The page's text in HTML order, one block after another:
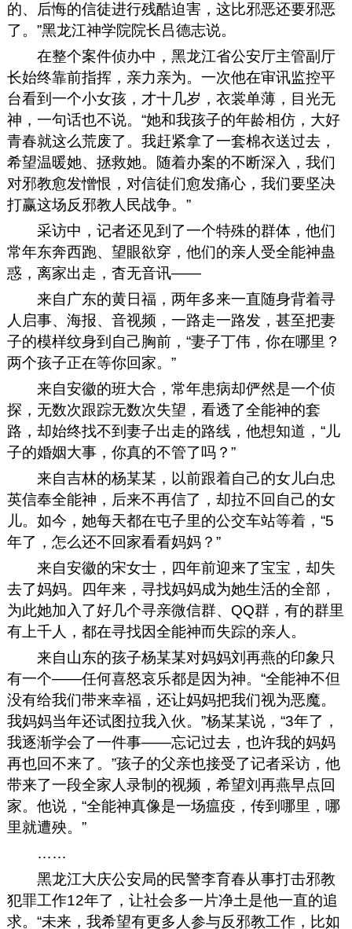
的、后悔的信徒进行残酷迫害，这比邪恶还要邪恶
了。”黑龙江神学院院长吕德志说。
在整个案件侦办中，黑龙江省公安厅主管副厅
长始终靠前指挥，亲力亲为。一次他在审讯监控平
台看到一个小女孩，才十几岁，衣裳单薄，目光无
神，一句话也不说。“她和我孩子的年龄相仿，大好
青春就这么荒废了。我赶紧拿了一套棉衣送过去，
希望温暖她、拯救她。随着办案的不断深入，我们
对邪教愈发憎恨，对信徒们愈发痛心，我们要坚决
打赢这场反邪教人民战争。”
采访中，记者还见到了一个特殊的群体，他们
常年东奔西跑、望眼欲穿，他们的亲人受全能神蛊
惑，离家出走，杳无音讯——
来自广东的黄日福，两年多来一直随身背着寻
人启事、海报、音视频，一路走一路发，甚至把妻
子的模样纹身到自己胸前，“妻子丁伟，你在哪里？
两个孩子正在等你回家。”
来自安徽的班大合，常年患病却俨然是一个侦
探，无数次跟踪无数次失望，看透了全能神的套
路，却始终找不到妻子出走的路线，他想知道，“儿
子的婚姻大事，你真的不管了吗？”
来自吉林的杨某某，以前跟着自己的女儿白忠
英信奉全能神，后来不再信了，却拉不回自己的女
儿。如今，她每天都在屯子里的公交车站等着，“5
年了，怎么还不回家看看妈妈？”
来自安徽的宋女士，四年前迎来了宝宝，却失
去了妈妈。四年来，寻找妈妈成为她生活的全部，
为此她加入了好几个寻亲微信群、QQ群，有的群里
有上千人，都在寻找因全能神而失踪的亲人。
来自山东的孩子杨某某对妈妈刘再燕的印象只
有一个——任何喜怒哀乐都是因为神。“全能神不但
没有给我们带来幸福，还让妈妈把我们视为恶魔。
我妈妈当年还试图拉我入伙。”杨某某说，“3年了，
我逐渐学会了一件事——忘记过去，也许我的妈妈
再也回不来了。”孩子的父亲也接受了记者采访，他
带来了一段全家人录制的视频，希望刘再燕早点回
家。他说，“全能神真像是一场瘟疫，传到哪里，哪
里就遭殃。”
……
黑龙江大庆公安局的民警李育春从事打击邪教
犯罪工作12年了，让社会多一片净土是他一直的追
求。“未来，我希望有更多人参与反邪教工作，比如